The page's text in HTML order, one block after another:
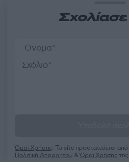
Όροι Χρήσης. Το site προστατεύεται
Πολιτική Απορρήτου &Όροι Χρήσης